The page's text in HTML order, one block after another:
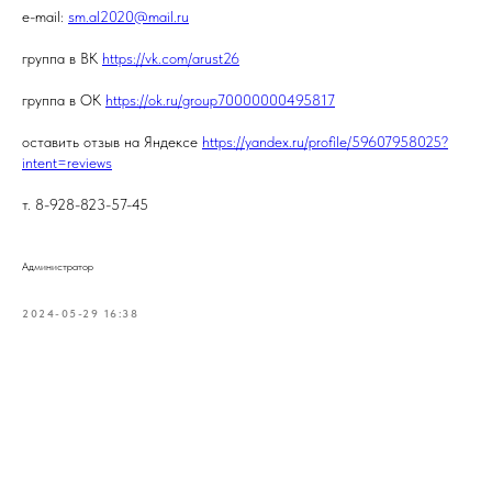
e-mail: sm.al2020@mail.ru
группа в ВК https://vk.com/arust26
группа в ОК https://ok.ru/group70000000495817
оставить отзыв на Яндексе https://yandex.ru/profile/59607958025?
intent=reviews
т. 8-928-823-57-45
Администратор
2024-05-29 16:38